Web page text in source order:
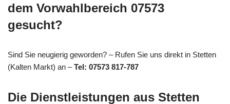
dem Vorwahlbereich 07573
gesucht?
Sind Sie neugierig geworden? – Rufen Sie uns direkt in Stetten
(Kalten Markt) an –Tel: 07573 817-787
Die Dienstleistungen aus Stetten